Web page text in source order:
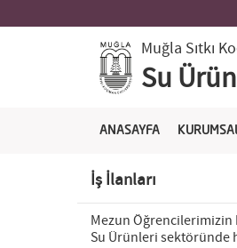
Muğla Sıtkı
Su
ANASAYFA
İş İlanları
Mezun Öğrencilerimizin
Su Ürünleri sektöründe